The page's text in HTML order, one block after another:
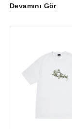
yansıtan sofistike
gibi
modern yaşamın
konforu gündelik
bir araya getiren
alternatiflerle
parçaları ile sutore
Devamını Gör